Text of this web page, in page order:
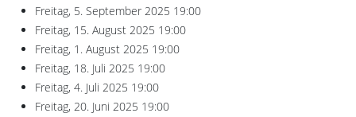
Freitag, 5. September 2025 19:00
Freitag, 15. August 2025 19:00
Freitag, 1. August 2025 19:00
Freitag, 18. Juli 2025 19:00
Freitag, 4. Juli 2025 19:00
Freitag, 20. Juni 2025 19:00